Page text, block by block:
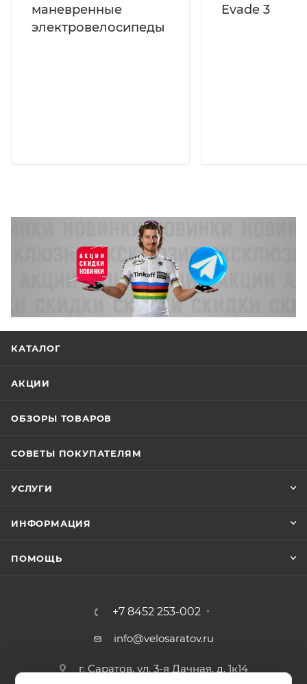
маневренные
электровелосипеды
Evade 3
КАТАЛОГ
АКЦИИ
ОБЗОРЫ ТОВАРОВ
СОВЕТЫ ПОКУПАТЕЛЯМ
УСЛУГИ
ИНФОРМАЦИЯ
ПОМОЩЬ
+7 8452 253-002
info@velosaratov.ru
г. Саратов, ул. 3-я Дачная, д. 1к14